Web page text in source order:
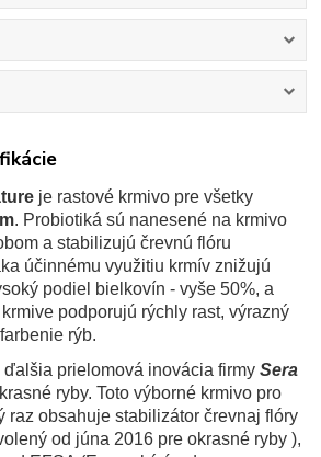
je rastové krmivo pre všetky
. Probiotiká sú nanesené na krmivo
a stabilizujú črevnú flóru
účinnému využitiu krmív znižujú
podiel bielkovín - vyše 50%, a
podporujú rýchly rast, výrazný
rýb.
ďalšia prielomová inovácia firmySera
ryby. Toto výborné krmivo pro
raz obsahuje stabilizátor črevnaj flóry
od júna 2016 pre okrasné ryby ),